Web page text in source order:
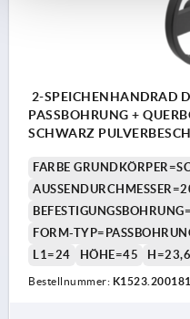
2-SPEICHENHANDRAD
PASSBOHRUNG +
SCHWARZ
FARBE
FORM-
L1=24
HÖHE=45 H=23,6
Bestellnummer: